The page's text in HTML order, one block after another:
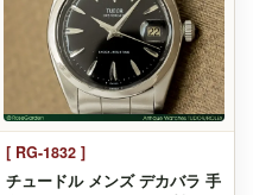
[ RG-1832 ]
チュードル メンズ デカバラ 手